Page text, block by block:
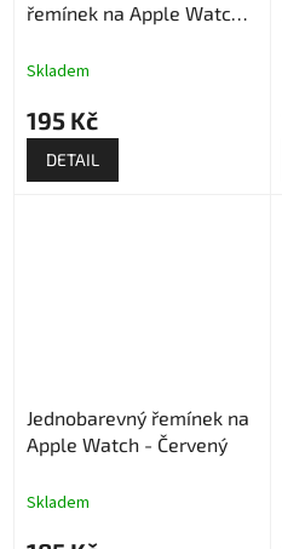
řemínek na Apple Watch -
Skladem
195 Kč
DETAIL
Jednobarevný řemínek na
Apple Watch - Červený
Skladem